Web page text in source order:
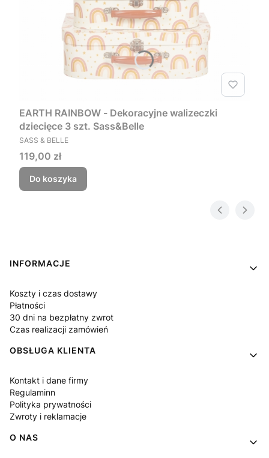
EARTH RAINBOW - Dekoracyjne walizeczki
dziecięce 3 szt. Sass&Belle
PRODUCENT
SASS & BELLE
Cena
119,00 zł
Do koszyka
Linki w stopce
INFORMACJE
Koszty i czas dostawy
Płatności
30 dni na bezpłatny zwrot
Czas realizacji zamówień
OBSŁUGA KLIENTA
Kontakt i dane firmy
Regulaminn
Polityka prywatności
Zwroty i reklamacje
O NAS